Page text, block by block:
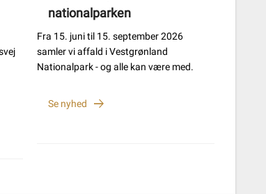
nationalparken
Fra 15. juni til 15. september 2026
samler vi affald i Vestgrønland
Nationalpark - og alle kan være med.
Se nyhed